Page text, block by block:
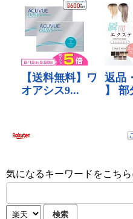
気になるキーワードをこち